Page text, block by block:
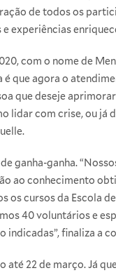
de todos os
experiências
com o nome de
é que agora o
que deseje
lidar com crise, ou já
ganha-ganha.
ao conhecimento
os cursos da Escola
40 voluntários e
indicadas”, finaliza a
até 22 de março. Já